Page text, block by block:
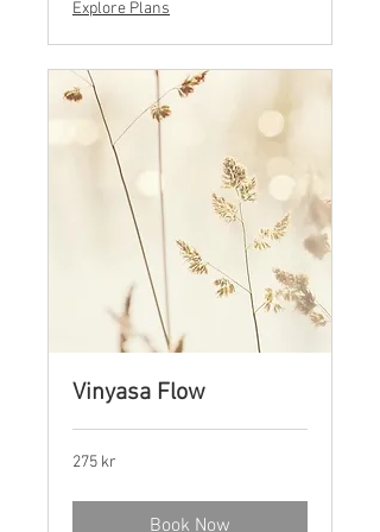
Explore Plans
Vinyasa Flow
275
norske
275 kr
Book Now